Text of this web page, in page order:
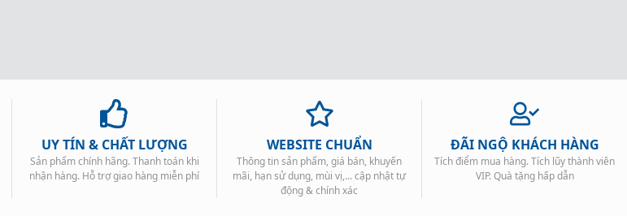
UY TÍN & CHẤT LƯỢNG
Sản phẩm chính hãng. Thanh toán khi
nhận hàng. Hỗ trợ giao hàng miễn phí
WEBSITE CHUẨN
Thông tin sản phẩm, giá bán, khuyến
mãi, hạn sử dụng, mùi vị,... cập nhật tự
động & chính xác
ĐÃI NGỘ KHÁCH HÀNG
Tích điểm mua hàng. Tích lũy thành viên
VIP. Quà tặng hấp dẫn